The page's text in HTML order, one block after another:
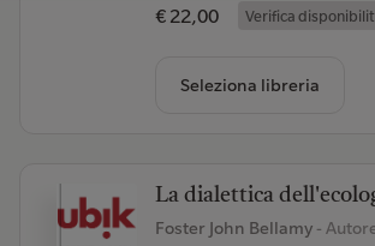
€ 22,00 Verifica
Seleziona libreria
La dialettica
Foster John Bellamy -